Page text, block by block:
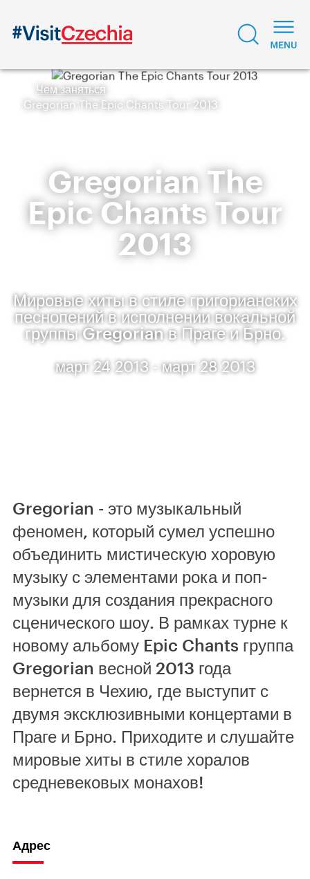
Чем заняться
Gregorian The Epic Chants Tour 2013
Gregorian The
Epic Chants Tour
2013
Мировые хиты в стиле григорианских
песнопений в исполнении вокальной
группы Gregorian в Праге и Брно.
март 24 2013 - март 28 2013
Gregorian - это музыкальный
феномен, который сумел успешно
объединить мистическую хоровую
музыку с элементами рока и поп-
музыки для создания прекрасного
сценического шоу. В рамках турне к
новому альбому Epic Chants группа
Gregorian весной 2013 года
вернется в Чехию, где выступит с
двумя эксклюзивными концертами в
Праге и Брно. Приходите и слушайте
мировые хиты в стиле хоралов
средневековых монахов!
Адрес